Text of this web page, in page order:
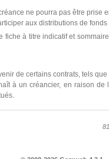
ne pourra pas être prise
aux distributions de fonds
fiche à titre indicatif et
de certains contrats, tels
à un créancier, en raison de